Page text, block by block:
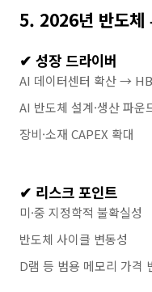
5. 2026년 반도체
✔ 성장 드라이버
AI 데이터센터 확산 →
AI 반도체 설계·생산 파운
장비·소재 CAPEX 확대
✔ 리스크 포인트
미·중 지정학적 불확실성
반도체 사이클 변동성
D램 등 범용 메모리 가격